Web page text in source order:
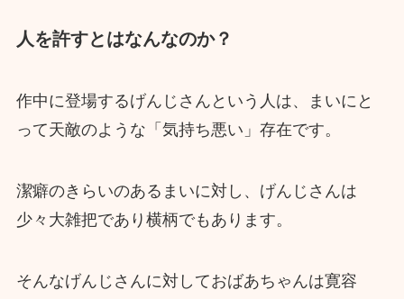
人を許すとはなんなのか？
作中に登場するげんじさんという人は、まいにと
って天敵のような「気持ち悪い」存在です。
潔癖のきらいのあるまいに対し、げんじさんは
少々大雑把であり横柄でもあります。
そんなげんじさんに対しておばあちゃんは寛容